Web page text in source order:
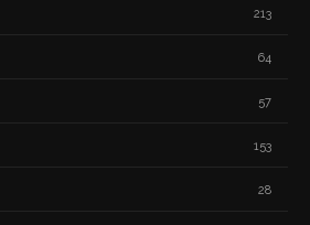
213
64
57
153
28